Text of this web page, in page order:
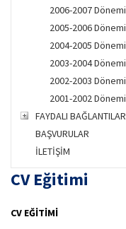
2006-2007 Dönemi
2005-2006 Dönemi
2004-2005 Dönemi
2003-2004 Dönemi
2002-2003 Dönemi
2001-2002 Dönemi
FAYDALI BAĞLANTILAR
BAŞVURULAR
İLETİŞİM
CV Eğitimi
CV EĞİTİMİ